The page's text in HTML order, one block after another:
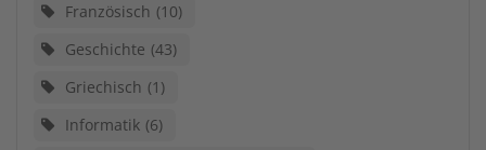
Französisch 10
Geschichte 43
Griechisch 1
Informatik 6